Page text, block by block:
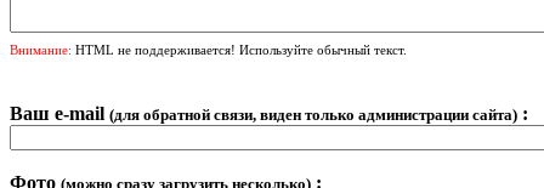
Внимание: HTML не поддерживается! Используйте обычный текст.
Ваш e-mail (для обратной связи, виден только администрации сайта) :
Фото (можно сразу загрузить несколько) :